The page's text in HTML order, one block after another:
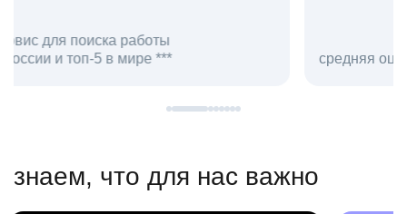
средняя оценка hh.ru как работодателя **
в hh.ru
знаем, что для нас важно